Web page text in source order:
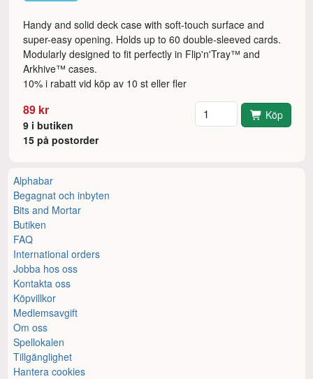
Handy and solid deck case with soft-touch surface and
super-easy opening. Holds up to 60 double-sleeved cards.
Modularly designed to fit perfectly in Flip'n'Tray™ and
Arkhive™ cases.
10% i rabatt vid köp av 10 st eller fler
89 kr
9 i butiken
15 på postorder
Antal Köp
Alphabar
Begagnat och inbyten
Bits and Mortar
Butiken
FAQ
International orders
Jobba hos oss
Kontakta oss
Köpvillkor
Medlemsavgift
Om oss
Spellokalen
Tillgänglighet
Hantera cookies